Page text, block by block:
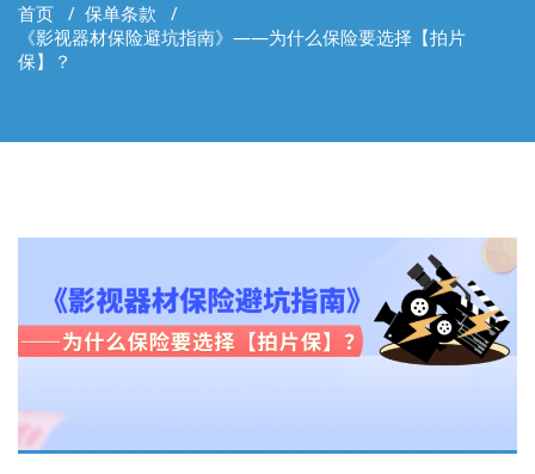
首页 / 保单条款 /
《影视器材保险避坑指南》——为什么保险要选择【拍片
保】？